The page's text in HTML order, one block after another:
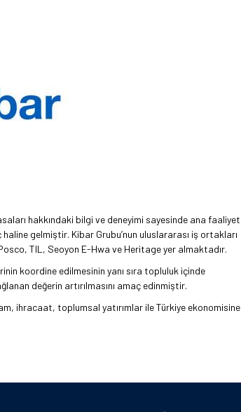
hakkındaki bilgi ve deneyimi sayesinde ana faaliyet
gelmiştir. Kibar Grubu’nun uluslararası iş ortakları
TIL, Seoyon E-Hwa ve Heritage yer almaktadır.
koordine edilmesinin yanı sıra topluluk içinde
değerin artırılmasını amaç edinmiştir.
ihracaat, toplumsal yatırımlar ile Türkiye ekonomisine